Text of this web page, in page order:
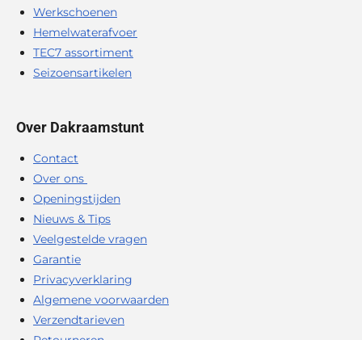
Werkschoenen
Hemelwaterafvoer
TEC7 assortiment
Seizoensartikelen
Over Dakraamstunt
Contact
Over ons
Openingstijden
Nieuws & Tips
Veelgestelde vragen
Garantie
Privacyverklaring
Algemene voorwaarden
Verzendtarieven